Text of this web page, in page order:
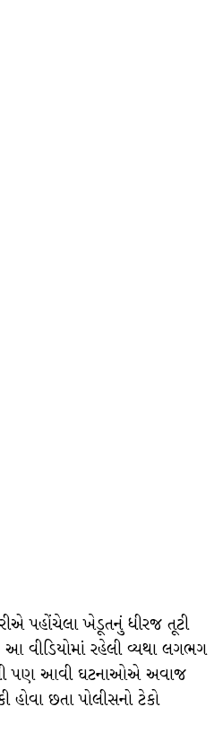
પહોંચેલા ખેડૂતનું ધીરજ તૂટી
આ વીડિયોમાં રહેલી વ્યથા લગભગ
પણ આવી ઘટનાઓએ અવાજ
છતા પોલીસનો ટેકો